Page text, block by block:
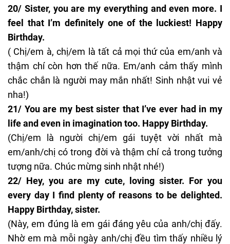
20/ Sister, you are my everything and even more. I
feel that I’m definitely one of the luckiest! Happy
Birthday.
( Chị/em à, chị/em là tất cả mọi thứ của em/anh và
thậm chí còn hơn thế nữa. Em/anh cảm thấy mình
chắc chắn là người may mắn nhất! Sinh nhật vui vẻ
nha!)
21/ You are my best sister that I’ve ever had in my
life and even in imagination too. Happy Birthday.
(Chị/em là người chị/em gái tuyệt vời nhất mà
em/anh/chị có trong đời và thậm chí cả trong tưởng
tượng nữa. Chúc mừng sinh nhật nhé!)
22/ Hey, you are my cute, loving sister. For you
every day I find plenty of reasons to be delighted.
Happy Birthday, sister.
(Này, em đúng là em gái đáng yêu của anh/chị đấy.
Nhờ em mà mỗi ngày anh/chị đều tìm thấy nhiều lý